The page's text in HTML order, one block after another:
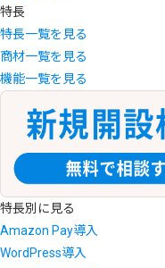
特長
特長一覧を見る
商材一覧を見る
機能一覧を見る
特長別に見る
Amazon Pay導入
WordPress導入